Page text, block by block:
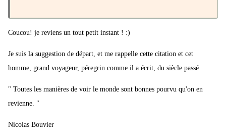
Coucou! je reviens un tout petit instant ! :)
Je suis la suggestion de départ, et me rappelle cette citation et cet
homme, grand voyageur, péregrin comme il a écrit, du siècle passé
" Toutes les manières de voir le monde sont bonnes pourvu qu'on en
revienne. "
Nicolas Bouvier